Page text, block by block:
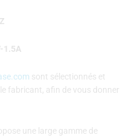
1.5A
sont sélectionnés et
fabricant, afin de vous donner
une large gamme de